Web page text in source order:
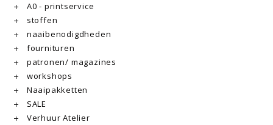
A0 - printservice
stoffen
naaibenodigdheden
fournituren
patronen/ magazines
workshops
Naaipakketten
SALE
Verhuur Atelier